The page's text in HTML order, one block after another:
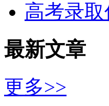
高考录取
最新文章
更多>>